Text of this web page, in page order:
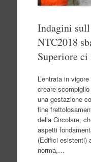
Indagini
NTC2018
Superiore
L’entrata in
creare
una gestazione
fine
della Circolare,
aspetti
(Edifici esistenti)
norma,…